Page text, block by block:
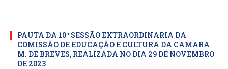
PAUTA DA 10ª SESSÃO EXTRAORDINARIA DA
COMISSÃO DE EDUCAÇÃO E CULTURA DA CAMARA
M. DE BREVES, REALIZADA NO DIA 29 DE NOVEMBRO
DE 2023